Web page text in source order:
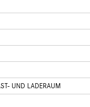
UND LADERAUM